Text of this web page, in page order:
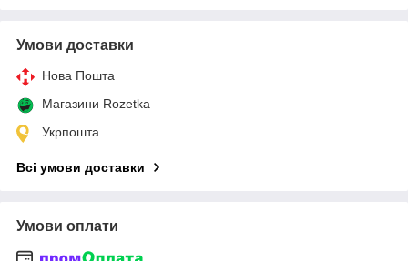
Умови доставки
Нова Пошта
Магазини Rozetka
Укрпошта
Всі умови доставки
Умови оплати